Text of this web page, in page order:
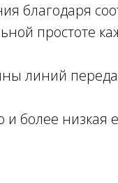
благодаря
простоте
линий
более низкая